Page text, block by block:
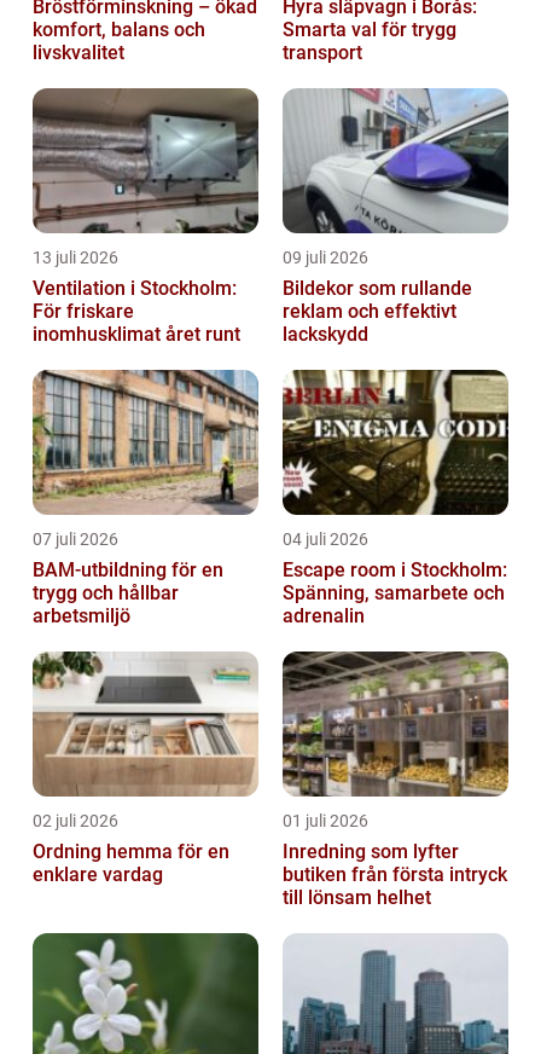
Bröstförminskning – ökad
komfort, balans och
livskvalitet
Hyra släpvagn i Borås:
Smarta val för trygg
transport
13 juli 2026
Ventilation i Stockholm:
För friskare
inomhusklimat året runt
09 juli 2026
Bildekor som rullande
reklam och effektivt
lackskydd
07 juli 2026
BAM-utbildning för en
trygg och hållbar
arbetsmiljö
04 juli 2026
Escape room i Stockholm:
Spänning, samarbete och
adrenalin
02 juli 2026
Ordning hemma för en
enklare vardag
01 juli 2026
Inredning som lyfter
butiken från första intryck
till lönsam helhet